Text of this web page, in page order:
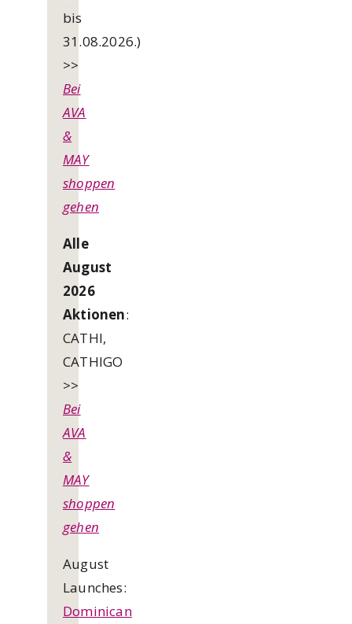
bis
31.08.2026.)
>>
Bei
AVA
&
MAY
shoppen
gehen
Alle
August
2026
Aktionen:
CATHI,
CATHIGO
>>
Bei
AVA
&
MAY
shoppen
gehen
August
Launches:
Dominican